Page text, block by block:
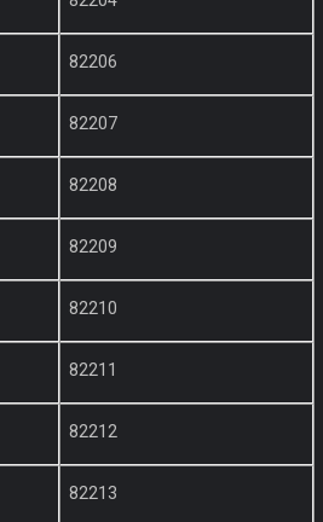
82206
82207
82208
82209
82210
82211
82212
82213